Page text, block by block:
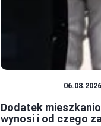
06.08.2026
Dodatek
wynosi i od czego